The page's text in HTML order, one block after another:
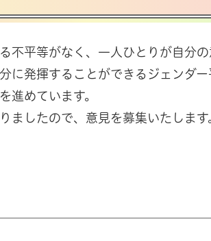
不平等がなく、一人ひとりが自分
に発揮することができるジェンダ
進めています。
ましたので、意見を募集いたします